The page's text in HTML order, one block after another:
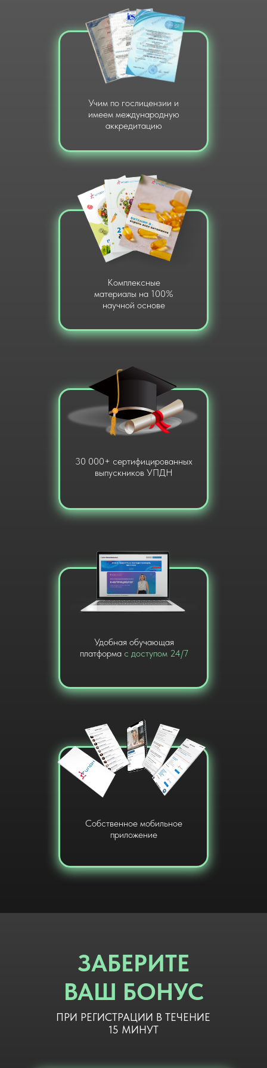
Комплексные
материалы на 100%
научной основе
30 000+ сертифицированных
выпускников УПДН
Учим по гослицензии и
имеем международную
аккредитацию
Удобная обучающая
платформа с доступом 24/7
Собственное мобильное
приложение
ПРИ РЕГИСТРАЦИИ В ТЕЧЕНИЕ
15 МИНУТ
ЗАБЕРИТЕ
ВАШ БОНУС